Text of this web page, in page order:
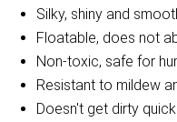
Silky, shiny and
Floatable, does not
Non-toxic, safe for
Resistant to mildew
Doesn't get dirty